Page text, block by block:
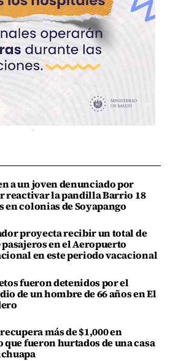
a un joven denunciado por
reactivar la pandilla Barrio 18
en colonias de Soyapango
proyecta recibir un total de
pasajeros en el Aeropuerto
en este periodo vacacional
fueron detenidos por el
de un hombre de 66 años en El
más de $1,000 en
que fueron hurtados de una casa